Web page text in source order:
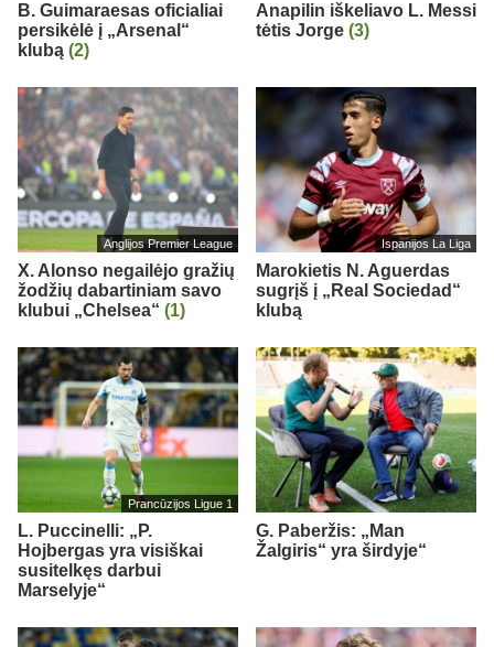
B. Guimaraesas oficialiai
persikėlė į „Arsenal“
klubą (2)
Anapilin iškeliavo L. Messi
tėtis Jorge (3)
Anglijos Premier League
X. Alonso negailėjo gražių
žodžių dabartiniam savo
klubui „Chelsea“ (1)
Ispanijos La Liga
Marokietis N. Aguerdas
sugrįš į „Real Sociedad“
klubą
Prancūzijos Ligue 1
L. Puccinelli: „P.
Hojbergas yra visiškai
susitelkęs darbui
Marselyje“
G. Paberžis: „Man
Žalgiris“ yra širdyje“